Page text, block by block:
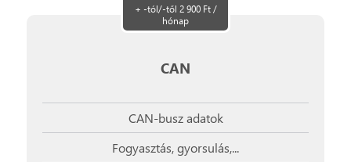
+ -tól/-től 2 900 Ft /
hónap
CAN
CAN-busz adatok
Fogyasztás, gyorsulás,...